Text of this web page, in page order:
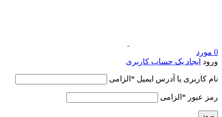
0 مورد
ورود ایجاد یک حساب کاربری
نام کاربری یا آدرس ایمیل * الزامی
رمز عبور * الزامی